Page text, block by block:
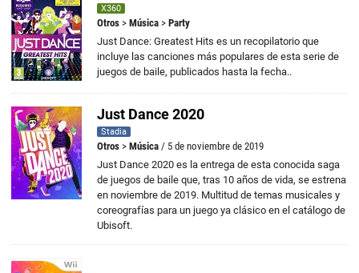
X360
Otros > Música > Party
Just Dance: Greatest Hits es un recopilatorio que
incluye las canciones más populares de esta serie de
juegos de baile, publicados hasta la fecha..
Just Dance 2020
Stadia
Otros > Música / 5 de noviembre de 2019
Just Dance 2020 es la entrega de esta conocida saga
de juegos de baile que, tras 10 años de vida, se estrena
en noviembre de 2019. Multitud de temas musicales y
coreografías para un juego ya clásico en el catálogo de
Ubisoft.